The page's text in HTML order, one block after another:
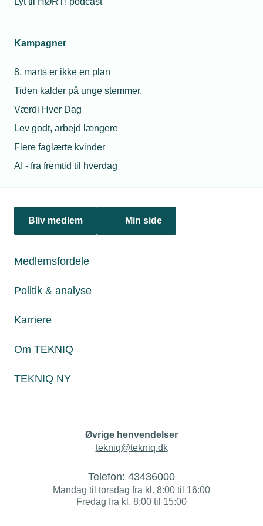
Kampagner
8. marts er ikke en plan
Tiden kalder på unge stemmer.
Værdi Hver Dag
Lev godt, arbejd længere
Flere faglærte kvinder
AI - fra fremtid til hverdag
Bliv medlem Min side
Medlemsfordele
Politik & analyse
Karriere
Om TEKNIQ
TEKNIQ NY
07. august 2023
Købere byder på SabetoFlex
købe en mindre jysk virksomhed med speciale i
inddækning i stærke gummimaterialer. SabetoFlex har fået
verden for produktet.
Personaleforhold
Netværk & aktiviteter
Øvrige henvendelser
tekniq@tekniq.dk
Telefon: 43436000
Mandag til torsdag fra kl. 8:00 til 16:00
Fredag fra kl. 8:00 til 15:00